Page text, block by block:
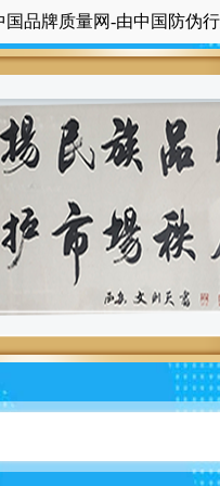
量网-由中国防伪行业协